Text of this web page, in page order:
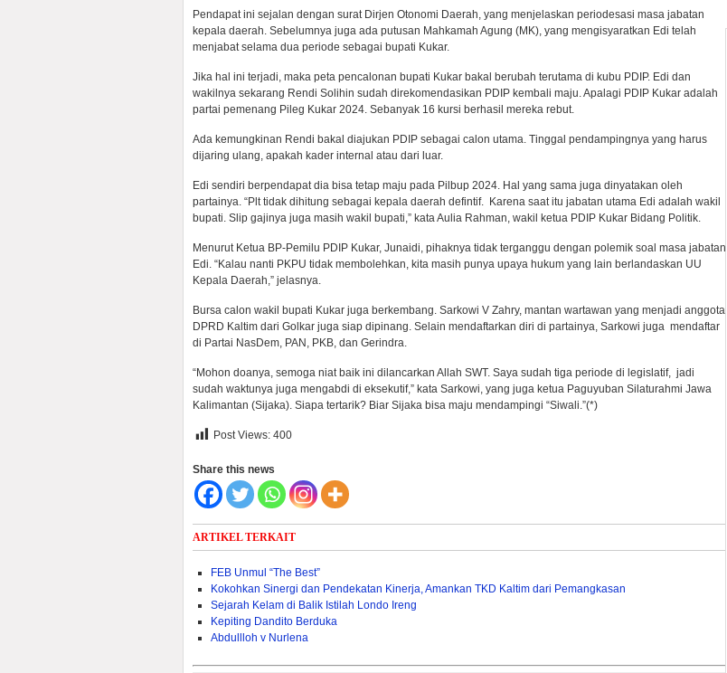
Pendapat ini sejalan dengan surat Dirjen Otonomi Daerah, yang menjelaskan periodesasi masa jabatan
kepala daerah. Sebelumnya juga ada putusan Mahkamah Agung (MK), yang mengisyaratkan Edi telah
menjabat selama dua periode sebagai bupati Kukar.
Jika hal ini terjadi, maka peta pencalonan bupati Kukar bakal berubah terutama di kubu PDIP. Edi dan
wakilnya sekarang Rendi Solihin sudah direkomendasikan PDIP kembali maju. Apalagi PDIP Kukar adalah
partai pemenang Pileg Kukar 2024. Sebanyak 16 kursi berhasil mereka rebut.
Ada kemungkinan Rendi bakal diajukan PDIP sebagai calon utama. Tinggal pendampingnya yang harus
dijaring ulang, apakah kader internal atau dari luar.
Edi sendiri berpendapat dia bisa tetap maju pada Pilbup 2024. Hal yang sama juga dinyatakan oleh
partainya. “Plt tidak dihitung sebagai kepala daerah defintif. Karena saat itu jabatan utama Edi adalah wakil
bupati. Slip gajinya juga masih wakil bupati,” kata Aulia Rahman, wakil ketua PDIP Kukar Bidang Politik.
Menurut Ketua BP-Pemilu PDIP Kukar, Junaidi, pihaknya tidak terganggu dengan polemik soal masa jabatan
Edi. “Kalau nanti PKPU tidak membolehkan, kita masih punya upaya hukum yang lain berlandaskan UU
Kepala Daerah,” jelasnya.
Bursa calon wakil bupati Kukar juga berkembang. Sarkowi V Zahry, mantan wartawan yang menjadi anggota
DPRD Kaltim dari Golkar juga siap dipinang. Selain mendaftarkan diri di partainya, Sarkowi juga mendaftar
di Partai NasDem, PAN, PKB, dan Gerindra.
“Mohon doanya, semoga niat baik ini dilancarkan Allah SWT. Saya sudah tiga periode di legislatif, jadi
sudah waktunya juga mengabdi di eksekutif,” kata Sarkowi, yang juga ketua Paguyuban Silaturahmi Jawa
Kalimantan (Sijaka). Siapa tertarik? Biar Sijaka bisa maju mendampingi “Siwali.”(*)
Post Views: 400
Share this news
ARTIKEL TERKAIT
FEB Unmul “The Best”
Kokohkan Sinergi dan Pendekatan Kinerja, Amankan TKD Kaltim dari Pemangkasan
Sejarah Kelam di Balik Istilah Londo Ireng
Kepiting Dandito Berduka
Abdullloh v Nurlena